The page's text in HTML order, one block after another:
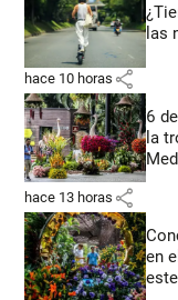
las
hace 10 horas share
6
la
hace 13 horas share
en